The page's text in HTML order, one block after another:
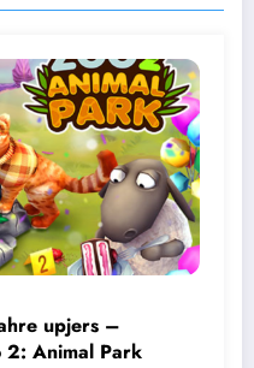
upjers –
2: Animal Park